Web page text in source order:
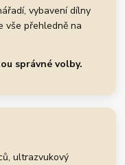
vybavení dílny
vše přehledně na
správné volby.
ultrazvukový